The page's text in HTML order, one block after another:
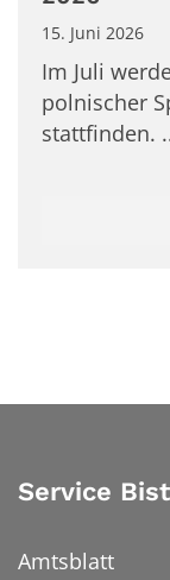
15. Juni 2026
Im Juli
polnischer
stattfinden.
Service
Amtsblatt